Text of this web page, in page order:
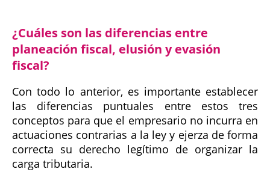
¿Cuáles son las diferencias entre
planeación fiscal, elusión y evasión
fiscal?
Con todo lo anterior, es importante establecer
las diferencias puntuales entre estos tres
conceptos para que el empresario no incurra en
actuaciones contrarias a la ley y ejerza de forma
correcta su derecho legítimo de organizar la
carga tributaria.